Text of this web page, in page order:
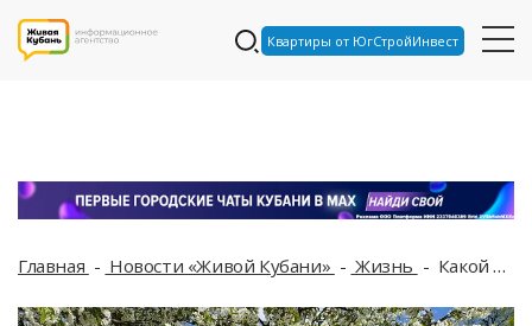
Квартиры от ЮгСтройИнвест
Главная Новости «Живой Кубани» Жизнь Какой будет погода в Краснодарском крае на День Победы